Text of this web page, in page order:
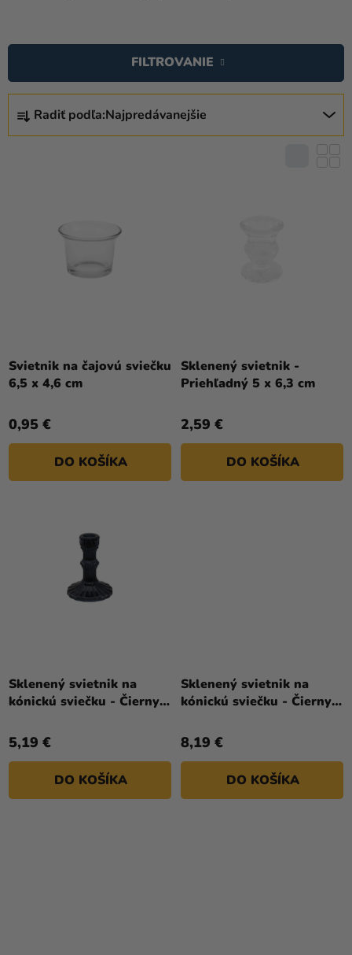
masky
Oblečenie
Pečenie
Sviatky
Kreatívne
potreby
Témy
Výpredaj
O
nás
Párty
A
D
T
O
Radiť podľa:Najpredávanejšie
FILTROVANIE
Ý
P
I
S
P
Svietnik na čajovú sviečku
6,5 x 4,6 cm
0,95 €
DO KOŠÍKA
Sklenený svietnik -
Priehľadný 5 x 6,3 cm
2,59 €
DO KOŠÍKA
Sklenený svietnik na
kónickú sviečku - Čierny 9
5,19 €
DO KOŠÍKA
Sklenený svietnik na
kónickú sviečku - Čierny 9
8,19 €
DO KOŠÍKA